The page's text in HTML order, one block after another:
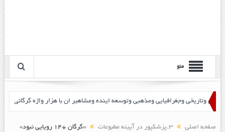
منو
صفحه اصلی 3.پزشکپور در آیینه مطبوعات «گرگان +۱۴ رویایی نبود»